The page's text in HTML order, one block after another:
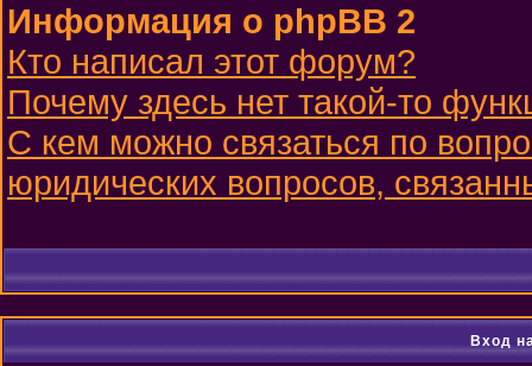
Информация о phpBB 2
Кто написал этот форум?
Почему здесь нет такой-то
С кем можно связаться по
юридических вопросов,
Вход